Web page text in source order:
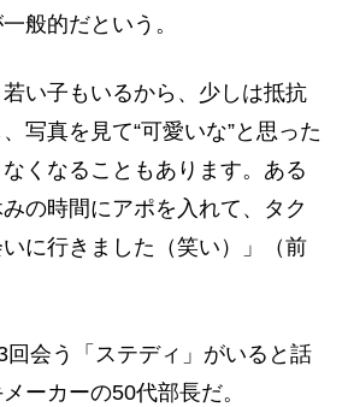
般的だという。
若い子もいるから、少しは抵抗
写真を見て“可愛いな”と思った
くなることもあります。ある
の時間にアポを入れて、タク
に行きました（笑い）」（前
会う「ステディ」がいると話
ーカーの50代部長だ。